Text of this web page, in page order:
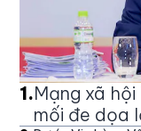
1.Mạng xã
mối đe dọa